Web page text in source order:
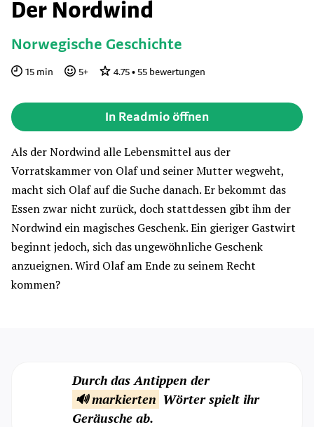
Der Nordwind
Norwegische Geschichte
15 min 5+ 4.75 • 55 bewertungen
In Readmio öffnen
Als der Nordwind alle Lebensmittel aus der
Vorratskammer von Olaf und seiner Mutter wegweht,
macht sich Olaf auf die Suche danach. Er bekommt das
Essen zwar nicht zurück, doch stattdessen gibt ihm der
Nordwind ein magisches Geschenk. Ein gieriger Gastwirt
beginnt jedoch, sich das ungewöhnliche Geschenk
anzueignen. Wird Olaf am Ende zu seinem Recht
kommen?
Durch das Antippen der
🔊 markierten Wörter spielt ihr
Geräusche ab.